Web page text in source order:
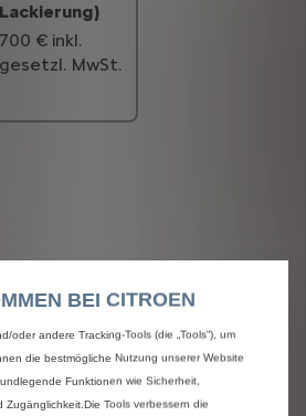
Lackierung)
700 € inkl.
gesetzl. MwSt.
BEI CITROEN
oder andere Tracking-Tools (die „Tools“), um
die bestmögliche Nutzung unserer Website
Funktionen wie Sicherheit,
Zugänglichkeit.Die Tools verbessern die